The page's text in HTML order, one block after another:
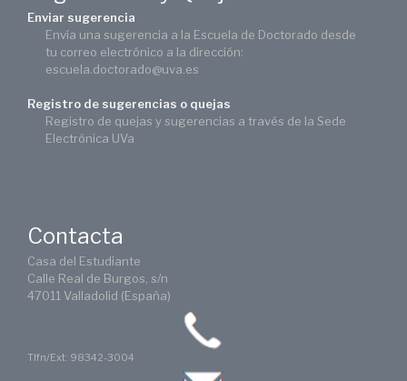
Enviar sugerencia
Envía una sugerencia a la Escuela de Doctorado desde
tu correo electrónico a la dirección:
escuela.doctorado@uva.es
Registro de sugerencias o quejas
Registro de quejas y sugerencias a través de la Sede
Electrónica UVa
Contacta
Casa del Estudiante
Calle Real de Burgos, s/n
47011 Valladolid (España)
Tlfn/Ext: 98342-3004